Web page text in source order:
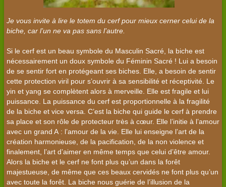
Je vous invite à lire le totem du cerf pour mieux cerner celui de la
biche, car l’un ne va pas sans l’autre.
Si le cerf est un beau symbole du Masculin Sacré, la biche est
nécessairement un doux symbole du Féminin Sacré ! Lui a besoin
de se sentir fort en protégeant ses biches. Elle, a besoin de sentir
cette protection viril pour s’ouvrir à sa sensibilité et réceptivité. Le
yin et yang se complètent alors à merveille. Elle est fragile et lui
puissance. La puissance du cerf est proportionnelle à la fragilité
de la biche et vice versa. C’est la biche qui guide le cerf à prendre
sa place et son rôle de protecteur très à cœur. Elle l’initie à l’amour
avec un grand A : l’amour de la vie. Elle lui enseigne l’art de la
création harmonieuse, de la pacification, de la non violence et
finalement, l’art d’aimer en même temps que celui d’être amour.
Alors la biche et le cerf ne font plus qu’un dans la forêt
majestueuse, de même que ces beaux cervidés ne font plus qu’un
avec toute la forêt. La biche nous guérie de l’illusion de la